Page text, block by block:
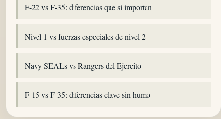
F-22 vs F-35: diferencias que si importan
Nivel 1 vs fuerzas especiales de nivel 2
Navy SEALs vs Rangers del Ejercito
F-15 vs F-35: diferencias clave sin humo